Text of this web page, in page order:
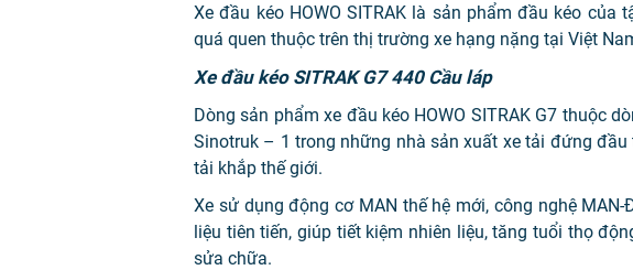
Xe đầu kéo HOWO SITRAK là sản phẩm đầu kéo
quá quen thuộc trên thị trường xe hạng nặng tại Việt
Xe đầu kéo SITRAK G7 440 Cầu láp
Dòng sản phẩm xe đầu kéo HOWO SITRAK G7 thuộc
Sinotruk – 1 trong những nhà sản xuất xe tải đứng đầu
tải khắp thế giới.
Xe sử dụng động cơ MAN thế hệ mới, công nghệ
liệu tiên tiến, giúp tiết kiệm nhiên liệu, tăng tuổi thọ
sửa chữa.